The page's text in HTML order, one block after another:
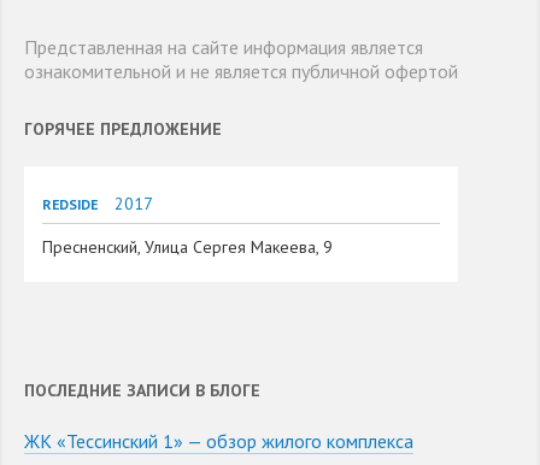
Представленная на сайте информация является
ознакомительной и не является публичной офертой
ГОРЯЧЕЕ ПРЕДЛОЖЕНИЕ
REDSIDE
2017
Пресненский, Улица Сергея Макеева, 9
ПОСЛЕДНИЕ ЗАПИСИ В БЛОГЕ
ЖК «Тессинский 1» — обзор жилого комплекса